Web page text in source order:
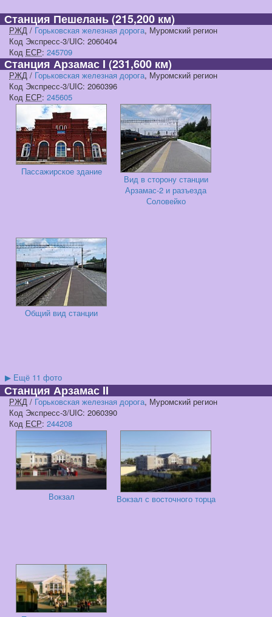
Станция Пешелань(215,200 км)
РЖД / Горьковская железная дорога, Муромский регион
Код Экспресс-3/UIC: 2060404
Код ЕСР: 245709
Станция Арзамас I(231,600 км)
РЖД / Горьковская железная дорога, Муромский регион
Код Экспресс-3/UIC: 2060396
Код ЕСР: 245605
Пассажирское здание
Вид в сторону станции
Арзамас-2 и разъезда
Соловейко
Общий вид станции
▶ Ещё 11 фото
Станция Арзамас II
РЖД / Горьковская железная дорога, Муромский регион
Код Экспресс-3/UIC: 2060390
Код ЕСР: 244208
Вокзал Вокзал с восточного торца